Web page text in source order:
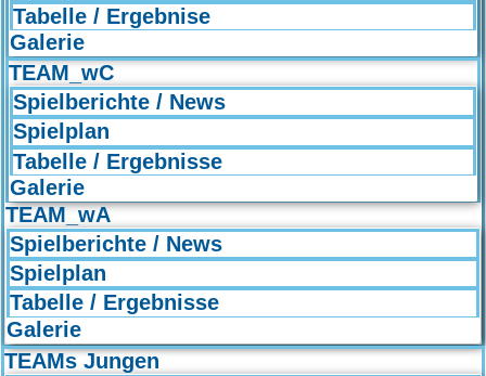
Tabelle / Ergebnise
Galerie
TEAM_wC
Spielberichte / News
Spielplan
Tabelle / Ergebnisse
Galerie
TEAM_wA
Spielberichte / News
Spielplan
Tabelle / Ergebnisse
Galerie
TEAMs Jungen